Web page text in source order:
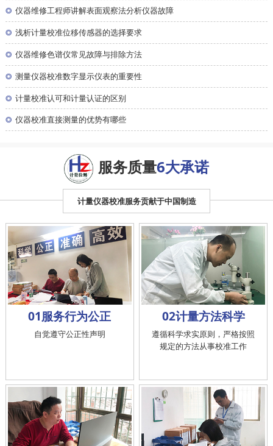
◎ 仪器维修工程师讲解表面观察法分析仪器故障
◎ 浅析计量校准位移传感器的选择要求
◎ 仪器维修色谱仪常见故障与排除方法
◎ 测量仪器校准数字显示仪表的重要性
◎ 计量校准认可和计量认证的区别
◎ 仪器校准直接测量的优势有哪些
服务质量6大承诺
计量仪器校准服务贡献于中国制造
01服务行为公正
自觉遵守公正性声明
02计量方法科学
遵循科学求实原则，严格按照
规定的方法从事校准工作